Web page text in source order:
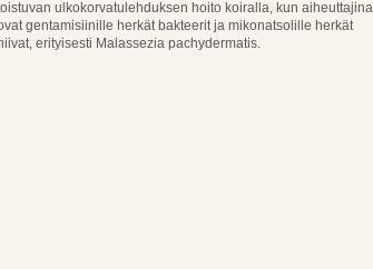
ulkokorvatulehduksen hoito koiralla, kun aiheuttajina
gentamisiinille herkät bakteerit ja mikonatsolille herkät
hiivat, erityisesti Malassezia pachydermatis.